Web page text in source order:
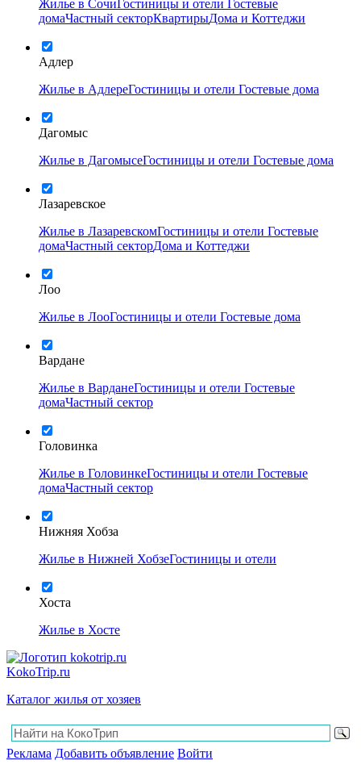
Жилье в Сочи Гостиницы и отели
Гостевые
домаЧастный секторКвартирыДома и Коттеджи
Адлер
Жилье в АдлереГостиницы и отели Гостевые дома
Дагомыс
Жилье в ДагомысеГостиницы и отели Гостевые дома
Лазаревское
Жилье в ЛазаревскомГостиницы и отели Гостевые
домаЧастный секторДома и Коттеджи
Лоо
Жилье в ЛооГостиницы и отели Гостевые дома
Вардане
Жилье в ВарданеГостиницы и отели Гостевые
домаЧастный сектор
Головинка
Жилье в ГоловинкеГостиницы и отели Гостевые
домаЧастный сектор
Нижняя Хобза
Жилье в Нижней ХобзеГостиницы и отели
Хоста
Жилье в Хосте
KokoTrip.ru
Каталог жилья от хозяев
Реклама Добавить объявление Войти